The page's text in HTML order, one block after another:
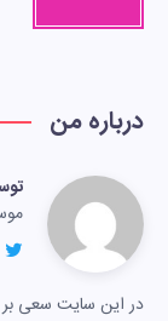
درباره من
در این سایت سعی